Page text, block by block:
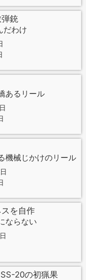
銃
だわけ
あるリール
機械じかけのリール
を自作
ならない
20の初猟果